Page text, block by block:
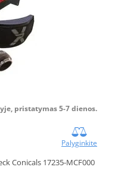
pristatymas 5-7 dienos.
Palyginkite
Conicals 17235-MCF000